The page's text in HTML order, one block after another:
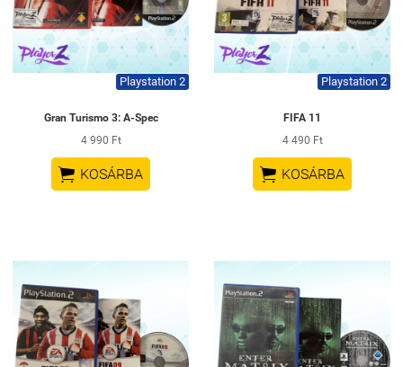
Playstation 2
Gran Turismo 3: A-Spec
4 990 Ft
 KOSÁRBA
Playstation 2
FIFA 11
4 490 Ft
 KOSÁRBA